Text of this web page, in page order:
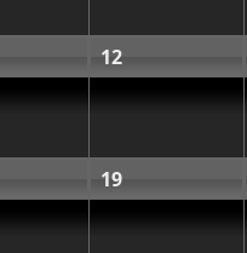
12
19